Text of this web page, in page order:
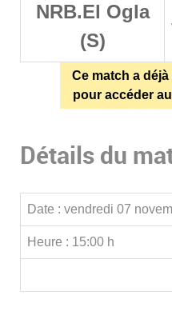
NRB.El Ogla
(S)
Ce match a
pour accéder
Détails du
Date : vendredi 07
Heure : 15:00 h